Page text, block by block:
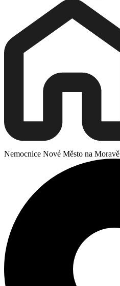
Nemocnice Nové Město na Moravě